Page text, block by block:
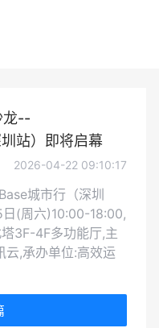
龙--
站）即将启幕
2026-04-22 09:10:17
城市行（深圳
(周六)10:00-18:00,
3F-4F多功能厅,主
云,承办单位:高效运